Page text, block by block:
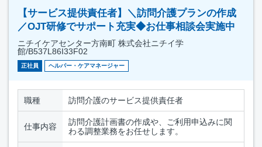
【サービス提供責任者】＼訪問介護プランの作成
／OJT研修でサポート充実◆お仕事相談会実施中
ニチイケアセンター方南町 株式会社ニチイ学
館/B537L86I33F02
正社員 ヘルパー・ケアマネージャー
職種 訪問介護のサービス提供責任者
仕事内容
訪問介護計画書の作成や、ご利用申込みに関
わる調整業務をお任せします。